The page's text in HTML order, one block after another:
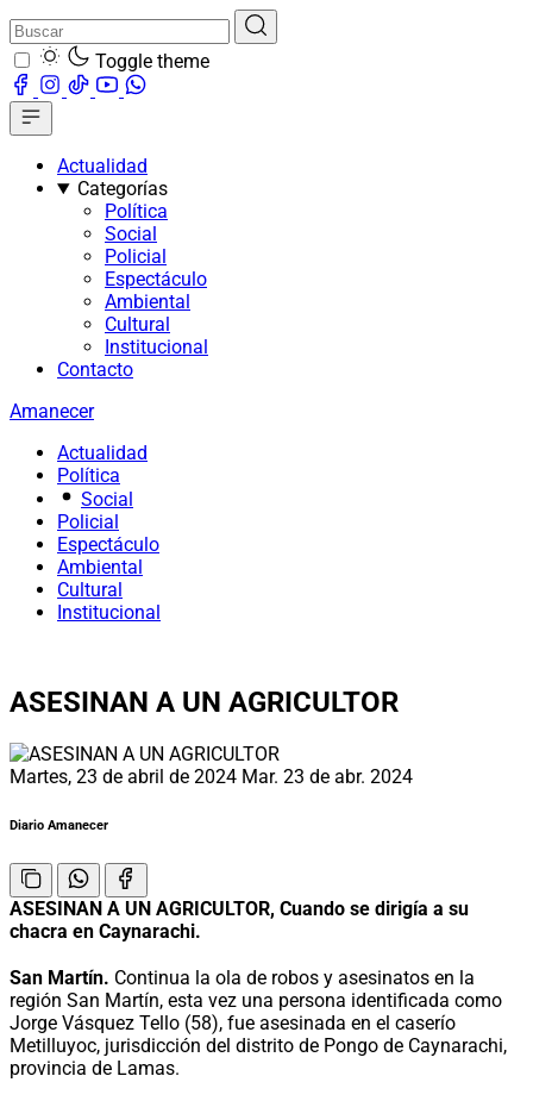
Toggle theme
Actualidad
Categorías
Política
Social
Policial
Espectáculo
Ambiental
Cultural
Institucional
Contacto
Amanecer
Actualidad
Política
Social
Policial
Espectáculo
Ambiental
Cultural
Institucional
ASESINAN A UN AGRICULTOR
Martes, 23 de abril de 2024 Mar. 23 de abr. 2024
Diario Amanecer
ASESINAN A UN AGRICULTOR, Cuando se dirigía a su
chacra en Caynarachi.
San Martín. Continua la ola de robos y asesinatos en la
región San Martín, esta vez una persona identificada como
Jorge Vásquez Tello (58), fue asesinada en el caserío
Metilluyoc, jurisdicción del distrito de Pongo de Caynarachi,
provincia de Lamas.